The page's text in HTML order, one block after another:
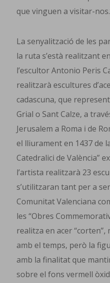
que vinguen a visitar-
La senyalització de les
la ruta s’està realitzant
l’escultor Antonio Peris
realitzarà escultures
cadascuna, que
Grial o Sant Calze, a
Jerusalem a Roma i de
el lliurament en 1437 de
Catedralici de València”
l’artista realitzarà 23
s’utilitzaran tant per a
Comunitat Valenciana
les “Obres
realitza en acer “corten”,
amb el temps, però la
amb la finalitat que
sobre el fons vermell